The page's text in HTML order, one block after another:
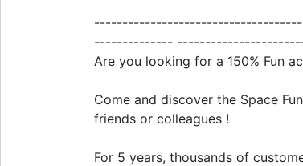
--------------
Are you looking for a 150% Fun
Come and discover the Space
friends or colleagues !
For 5 years, thousands of